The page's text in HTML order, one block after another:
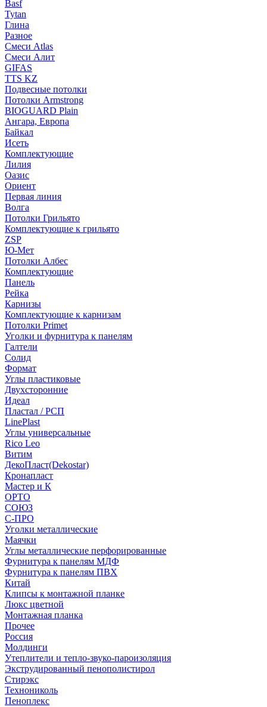
Basf
Tytan
Глина
Разное
Смеси Atlas
Смеси Алит
GIFAS
TTS KZ
Подвесные потолки
Потолки Armstrong
BIOGUARD Plain
Ангара, Европа
Байкал
Исеть
Комплектующие
Лилия
Оазис
Ориент
Первая линия
Волга
Потолки Грильято
Комплектующие к грильято
ZSP
Ю-Мет
Потолки Албес
Комплектующие
Панель
Рейка
Карнизы
Комплектующие к карнизам
Потолки Primet
Уголки и фурнитура к панелям
Галтели
Солид
Формат
Углы пластиковые
Двухсторонние
Идеал
Пластал / РСП
LinePlast
Углы универсальные
Rico Leo
Витим
ДекоПласт(Dekostar)
Кронапласт
Мастер и К
ОРТО
СОЮЗ
С-ПРО
Уголки металлические
Маячки
Углы металлические перфорированные
Фурнитура к панелям МДФ
Фурнитура к панелям ПВХ
Китай
Клипсы к монтажной планке
Люкс цветной
Монтажная планка
Прочее
Россия
Молдинги
Утеплители и тепло-звуко-пароизоляция
Экструдированный пенополистирол
Стирэкс
Технониколь
Пеноплекс